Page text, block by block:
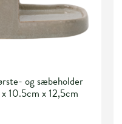
og sæbeholder
10.5cm x 12,5cm